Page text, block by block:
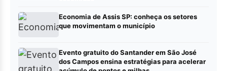
Economia de Assis SP: conheça os setores
que movimentam o município
Evento gratuito do Santander em São José
dos Campos ensina estratégias para acelerar